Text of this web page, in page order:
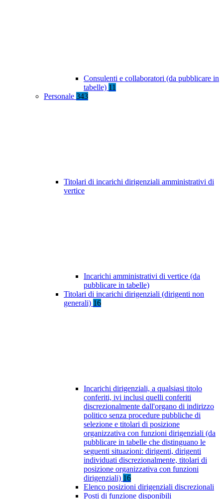
Consulenti e collaboratori (da pubblicare in
tabelle) 11
Personale 343
Titolari di incarichi dirigenziali amministrativi di
vertice
Incarichi amministrativi di vertice (da
pubblicare in tabelle)
Titolari di incarichi dirigenziali (dirigenti non
generali) 16
Incarichi dirigenziali, a qualsiasi titolo
conferiti, ivi inclusi quelli conferiti
discrezionalmente dall'organo di indirizzo
politico senza procedure pubbliche di
selezione e titolari di posizione
organizzativa con funzioni dirigenziali (da
pubblicare in tabelle che distinguano le
seguenti situazioni: dirigenti, dirigenti
individuati discrezionalmente, titolari di
posizione organizzativa con funzioni
dirigenziali) 16
Elenco posizioni dirigenziali discrezionali
Posti di funzione disponibili